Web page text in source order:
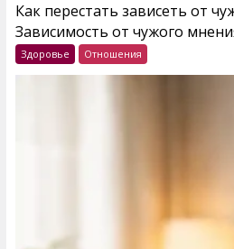
Как перестать зависеть от
Зависимость от чужого
Здоровье Отношения